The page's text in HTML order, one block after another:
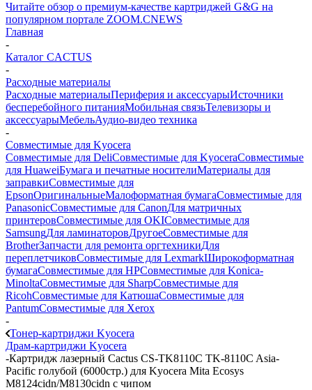
Читайте обзор о премиум-качестве картриджей G&G на
популярном портале ZOOM.CNEWS
Главная
-
Каталог CACTUS
-
Расходные материалы
Расходные материалыПериферия и аксессуарыИсточники
бесперебойного питанияМобильная связьТелевизоры и
аксессуарыМебельАудио-видео техника
-
Совместимые для Kyocera
Совместимые для DeliСовместимые для KyoceraСовместимые
для HuaweiБумага и печатные носителиМатериалы для
заправкиСовместимые для
EpsonОригинальныеМалоформатная бумагаСовместимые для
PanasonicСовместимые для CanonДля матричных
принтеровСовместимые для OKIСовместимые для
SamsungДля ламинаторовДругоеСовместимые для
BrotherЗапчасти для ремонта оргтехникиДля
переплетчиковСовместимые для LexmarkШирокоформатная
бумагаСовместимые для HPСовместимые для Konica-
MinoltaСовместимые для SharpСовместимые для
RicohСовместимые для КатюшаСовместимые для
PantumСовместимые для Xerox
-
Тонер-картриджи Kyocera
Драм-картриджи Kyocera
-Картридж лазерный Cactus CS-TK8110C TK-8110C Asia-
Pacific голубой (6000стр.) для Kyocera Mita Ecosys
M8124cidn/M8130cidn с чипом